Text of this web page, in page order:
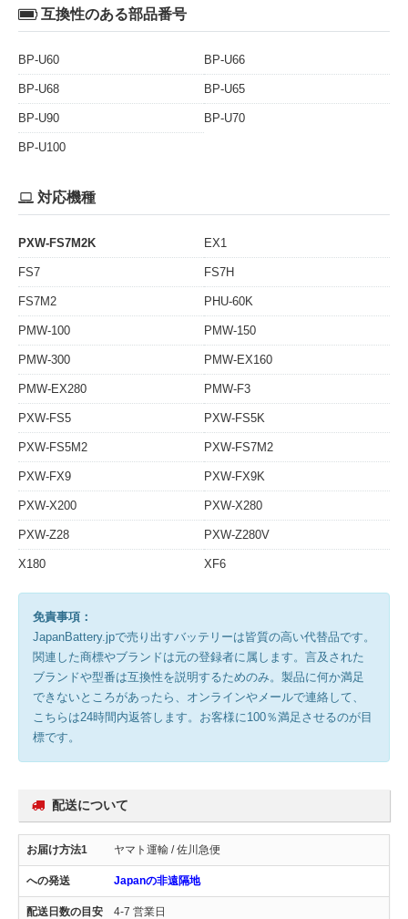
互換性のある部品番号
BP-U60 BP-U66
BP-U68 BP-U65
BP-U90 BP-U70
BP-U100
対応機種
PXW-FS7M2K EX1
FS7 FS7H
FS7M2 PHU-60K
PMW-100 PMW-150
PMW-300 PMW-EX160
PMW-EX280 PMW-F3
PXW-FS5 PXW-FS5K
PXW-FS5M2 PXW-FS7M2
PXW-FX9 PXW-FX9K
PXW-X200 PXW-X280
PXW-Z28 PXW-Z280V
X180 XF6
免責事項：
JapanBattery.jpで売り出すバッテリーは皆質の高い代替品です。
関連した商標やブランドは元の登録者に属します。言及された
ブランドや型番は互換性を説明するためのみ。製品に何か満足
できないところがあったら、オンラインやメールで連絡して、
こちらは24時間内返答します。お客様に100％満足させるのが目
標です。
配送について
ヤマト運輸 / 佐川急便
Japanの非遠隔地
4-7 営業日